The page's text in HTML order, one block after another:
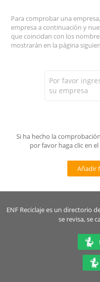
Para comprobar una
empresa a continuación y
que coincidan con los
mostrarán en la página
Por favor
su empresa
Si ha hecho la
por favor haga clic en
Añadir
ENF Reciclaje es un directorio
se revisa, se